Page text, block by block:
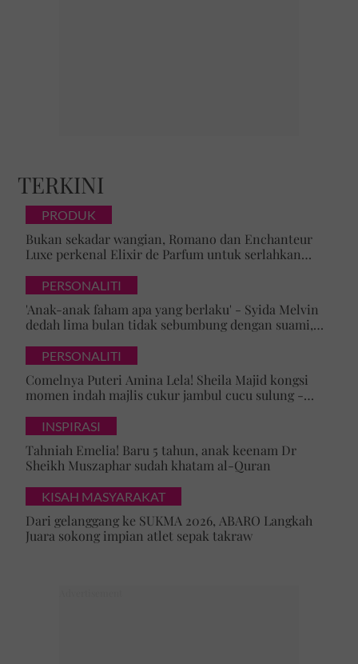
TERKINI
PRODUK
Bukan sekadar wangian, Romano dan Enchanteur
Luxe perkenal Elixir de Parfum untuk serlahkan
PERSONALITI
'Anak-anak faham apa yang berlaku' - Syida Melvin
dedah lima bulan tidak sebumbung dengan suami,
PERSONALITI
Comelnya Puteri Amina Lela! Sheila Majid kongsi
momen indah majlis cukur jambul cucu sulung -
INSPIRASI
Tahniah Emelia! Baru 5 tahun, anak keenam Dr
Sheikh Muszaphar sudah khatam al-Quran
KISAH MASYARAKAT
Dari gelanggang ke SUKMA 2026, ABARO Langkah
Juara sokong impian atlet sepak takraw